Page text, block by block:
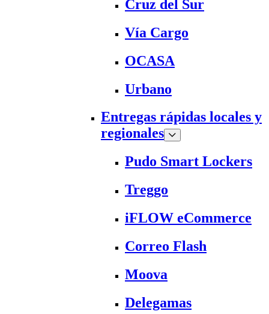
Cruz del Sur
Vía Cargo
OCASA
Urbano
Entregas rápidas locales y
regionales
Pudo Smart Lockers
Treggo
iFLOW eCommerce
Correo Flash
Moova
Delegamas